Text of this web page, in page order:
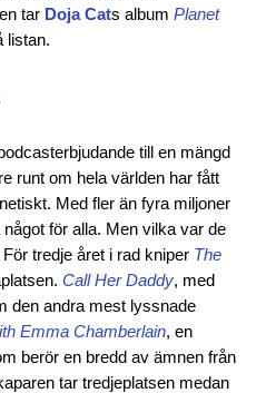
tar Doja Cats album Planet
listan.
till en mängd
runt om hela världen har fått
Med fler än fyra miljoner
för alla. Men vilka var de
tredje året i rad kniper The
Call Her Daddy, med
den andra mest lyssnade
Emma Chamberlain, en
berör en bredd av ämnen från
tar tredjeplatsen medan